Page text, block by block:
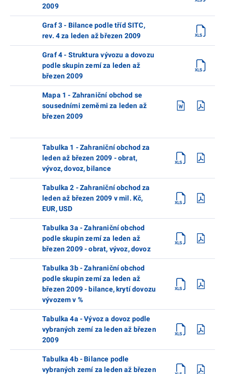
2009
Graf 3 - Bilance podle tříd SITC,
rev. 4 za leden až březen 2009
Graf 4 - Struktura vývozu a dovozu
podle skupin zemí za leden až
březen 2009
Mapa 1 - Zahraniční obchod se
sousedními zeměmi za leden až
březen 2009
Tabulka 1 - Zahraniční obchod za
leden až březen 2009 - obrat,
vývoz, dovoz, bilance
Tabulka 2 - Zahraniční obchod za
leden až březen 2009 v mil. Kč,
EUR, USD
Tabulka 3a - Zahraniční obchod
podle skupin zemí za leden až
březen 2009 - obrat, vývoz, dovoz
Tabulka 3b - Zahraniční obchod
podle skupin zemí za leden až
březen 2009 - bilance, krytí dovozu
vývozem v %
Tabulka 4a - Vývoz a dovoz podle
vybraných zemí za leden až březen
2009
Tabulka 4b - Bilance podle
vybraných zemí za leden až březen